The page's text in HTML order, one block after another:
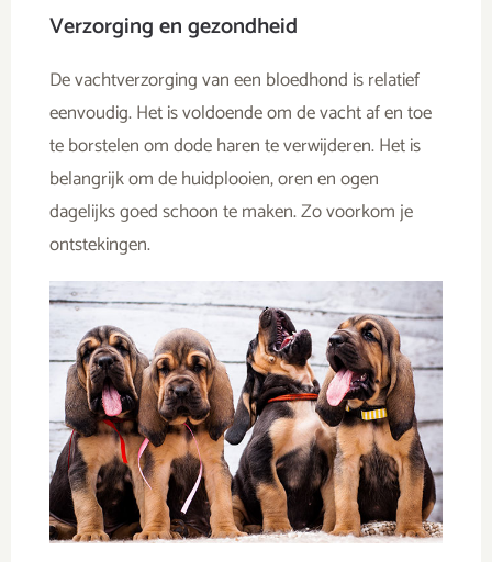
Verzorging en gezondheid
De vachtverzorging van een bloedhond is relatief
eenvoudig. Het is voldoende om de vacht af en toe
te borstelen om dode haren te verwijderen. Het is
belangrijk om de huidplooien, oren en ogen
dagelijks goed schoon te maken. Zo voorkom je
ontstekingen.